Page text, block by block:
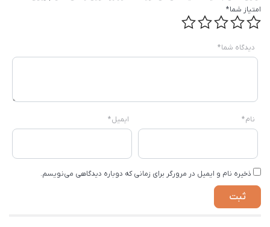
امتیاز شما*
دیدگاه شما*
نام* ایمیل*
ذخیره نام و ایمیل در مرورگر برای زمانی که دوباره دیدگاهی می‌نویسم.